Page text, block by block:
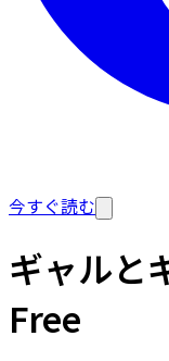
今すぐ読む
ギャルと
Free